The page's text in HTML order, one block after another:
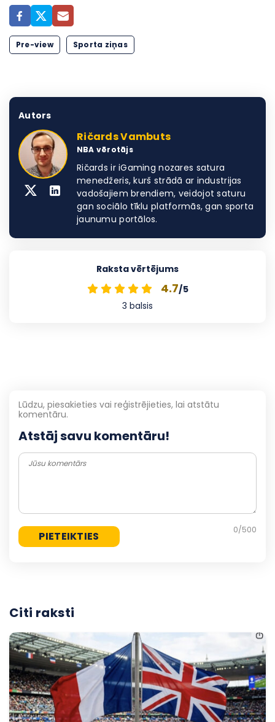
Pre-view Sporta ziņas
Autors
Ričards Vambuts
NBA vērotājs
Ričards ir iGaming nozares satura
menedžeris, kurš strādā ar industrijas
vadošajiem brendiem, veidojot saturu
gan sociālo tīklu platformās, gan sporta
jaunumu portālos.
Raksta vērtējums
4.7/5
3 balsis
Atstāj savu komentāru!
Lūdzu, piesakieties vai reģistrējieties, lai atstātu
komentāru.
0/500
Citi raksti